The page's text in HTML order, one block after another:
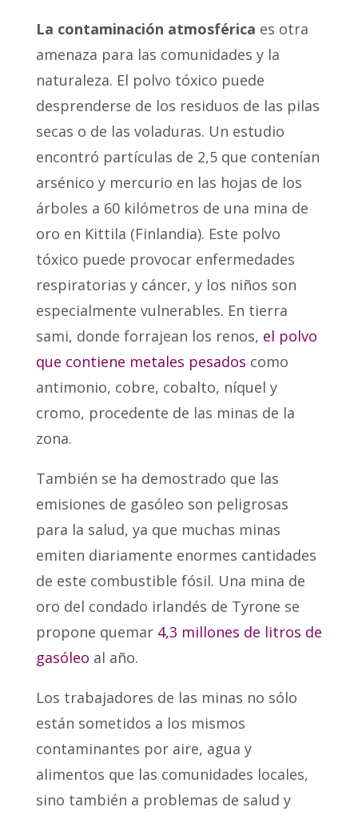
La contaminación atmosférica es otra
amenaza para las comunidades y la
naturaleza. El polvo tóxico puede
desprenderse de los residuos de las pilas
secas o de las voladuras. Un estudio
encontró partículas de 2,5 que contenían
arsénico y mercurio en las hojas de los
árboles a 60 kilómetros de una mina de
oro en Kittila (Finlandia). Este polvo
tóxico puede provocar enfermedades
respiratorias y cáncer, y los niños son
especialmente vulnerables. En tierra
sami, donde forrajean los renos, el polvo
que contiene metales pesados como
antimonio, cobre, cobalto, níquel y
cromo, procedente de las minas de la
zona.
También se ha demostrado que las
emisiones de gasóleo son peligrosas
para la salud, ya que muchas minas
emiten diariamente enormes cantidades
de este combustible fósil. Una mina de
oro del condado irlandés de Tyrone se
propone quemar4,3 millones de litros de
gasóleo al año.
Los trabajadores de las minas no sólo
están sometidos a los mismos
contaminantes por aire, agua y
alimentos que las comunidades locales,
sino también a problemas de salud y